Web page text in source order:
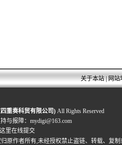
关于本站|网站
重奏科贸有限公司) All Rights Reserved
与报障：mydigi@163.com
里在线提交
原作者所有,未经授权禁止盗链、转载、复制